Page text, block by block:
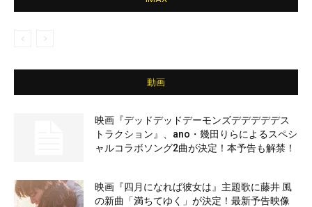
動画
映画『デッドデッドデーモンズデデデデデス
トラクション』、ano・幾田りらによるスペシ
ャルコラボソング2曲が決定！本予告も解禁！
映画『四月になれば彼女は』主題歌に藤井 風
の新曲「満ちてゆく」が決定！最新予告映像